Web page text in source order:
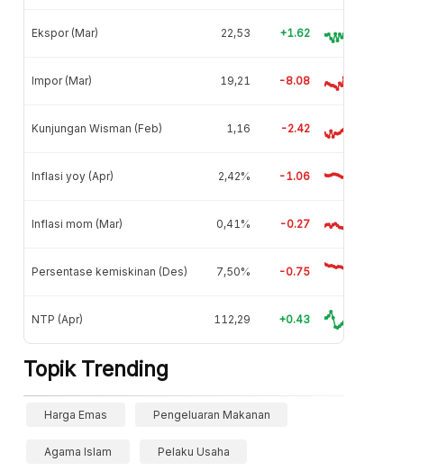
Ekspor (Mar) 22,53 +1.62
Impor (Mar) 19,21 -8.08
Kunjungan Wisman (Feb) 1,16 -2.42
Inflasi yoy (Apr) 2,42% -1.06
Inflasi mom (Mar) 0,41% -0.27
Persentase kemiskinan (Des) 7,50% -0.75
NTP (Apr) 112,29 +0.43
Topik Trending
Harga Emas Pengeluaran Makanan
Agama Islam Pelaku Usaha